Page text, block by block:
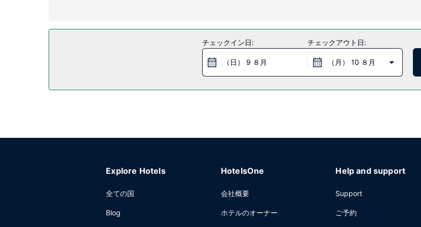
無料のビュッフェを毎日、6:00 ～ 9:00 までお召し上がりいただけます。
チェックイン日:
（日） 9 ８月
チェックアウト日:
（月） 10 ８月
Explore Hotels
全ての国
Blog
HotelsOne
会社概要
ホテルのオーナー
Help and support
Support
ご予約